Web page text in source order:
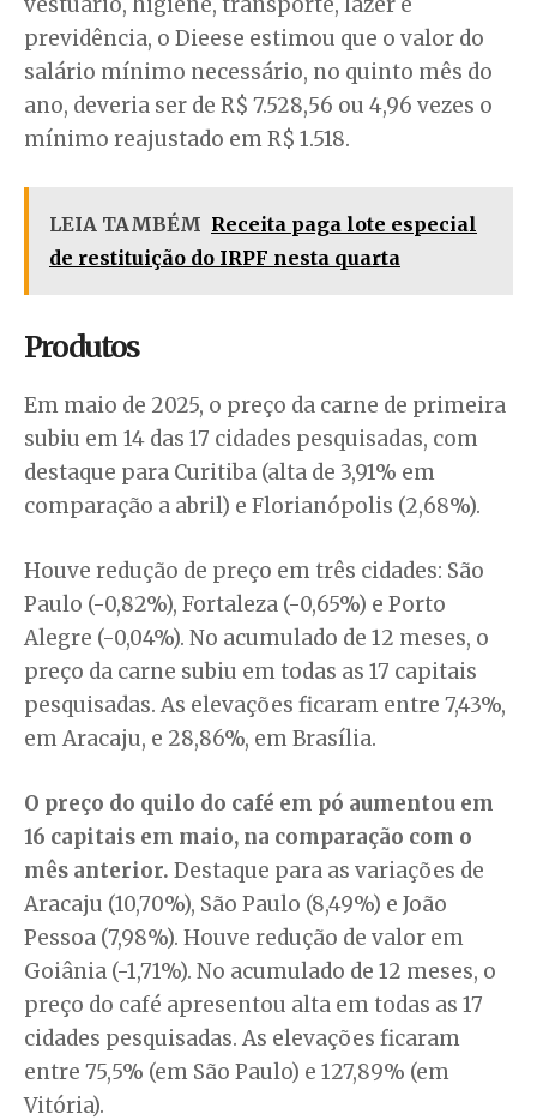
previdência, o Dieese estimou que o valor do
salário mínimo necessário, no quinto mês do
ano, deveria ser de R$ 7.528,56 ou 4,96 vezes o
mínimo reajustado em R$ 1.518.
LEIA TAMBÉM Receita paga lote especial
de restituição do IRPF nesta quarta
Produtos
Em maio de 2025, o preço da carne de primeira
subiu em 14 das 17 cidades pesquisadas, com
destaque para Curitiba (alta de 3,91% em
comparação a abril) e Florianópolis (2,68%).
Houve redução de preço em três cidades: São
Paulo (-0,82%), Fortaleza (-0,65%) e Porto
Alegre (-0,04%). No acumulado de 12 meses, o
preço da carne subiu em todas as 17 capitais
pesquisadas. As elevações ficaram entre 7,43%,
em Aracaju, e 28,86%, em Brasília.
O preço do quilo do café em pó aumentou em
16 capitais em maio, na comparação com o
mês anterior. Destaque para as variações de
Aracaju (10,70%), São Paulo (8,49%) e João
Pessoa (7,98%). Houve redução de valor em
Goiânia (-1,71%). No acumulado de 12 meses, o
preço do café apresentou alta em todas as 17
cidades pesquisadas. As elevações ficaram
entre 75,5% (em São Paulo) e 127,89% (em
Vitória).